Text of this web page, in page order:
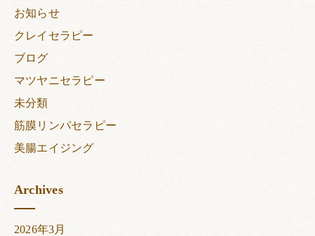
お知らせ
クレイセラピー
ブログ
マツヤニセラピー
未分類
筋膜リンパセラピー
美腸エイジング
Archives
2026年3月